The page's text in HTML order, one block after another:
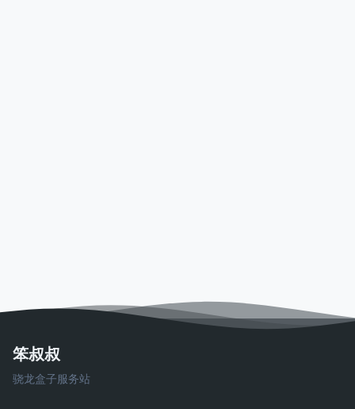
笨叔叔
骁龙盒子服务站